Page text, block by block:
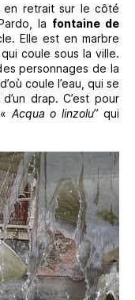
retrait sur le côté
la fontaine de
Elle est en marbre
coule sous la ville.
personnages de la
coule l’eau, qui se
drap. C’est pour
Acqua o linzolu” qui